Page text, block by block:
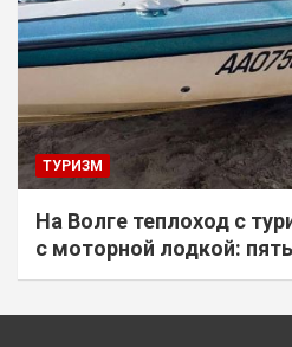
ТУРИЗМ
На Волге теплоход с
с моторной лодкой: